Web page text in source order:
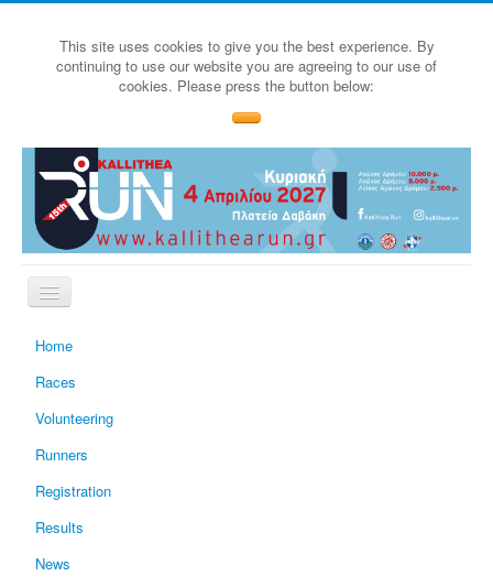
This site uses cookies to give you the best experience. By
continuing to use our website you are agreeing to our use of
cookies. Please press the button below:
Home
Races
Volunteering
Runners
Registration
Results
News